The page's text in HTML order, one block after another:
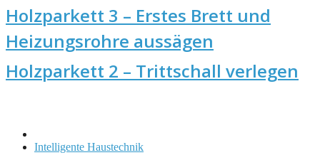
Holzparkett 3 – Erstes Brett und
Heizungsrohre aussägen
Holzparkett 2 – Trittschall verlegen
Nächster
Intelligente Haustechnik